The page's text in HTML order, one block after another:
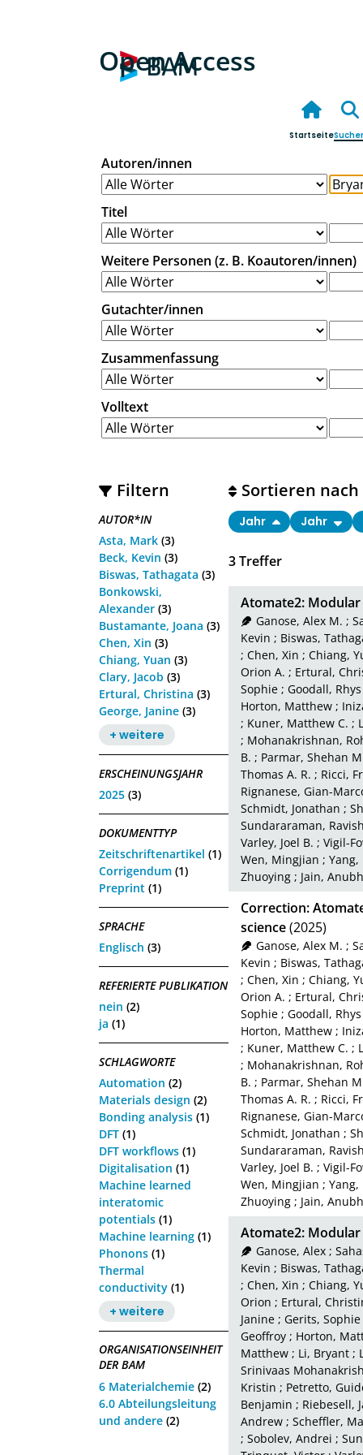
Open Access
Startseite
Autoren/innen
Titel
Weitere Personen (z. B. Koautoren/innen)
Gutachter/innen
Zusammenfassung
Volltext
Filtern
AUTOR*IN
Asta, Mark (3)
Beck, Kevin (3)
Biswas, Tathagata (3)
Bonkowski,
Alexander (3)
Bustamante, Joana (3)
Chen, Xin (3)
Chiang, Yuan (3)
Clary, Jacob (3)
Ertural, Christina (3)
George, Janine (3)
+ weitere
ERSCHEINUNGSJAHR
2025 (3)
DOKUMENTTYP
Zeitschriftenartikel (1)
Corrigendum (1)
Preprint (1)
SPRACHE
Englisch (3)
REFERIERTE PUBLIKATION
nein (2)
ja (1)
SCHLAGWORTE
Automation (2)
Materials design (2)
Bonding analysis (1)
DFT (1)
DFT workflows (1)
Digitalisation (1)
Machine learned
interatomic
potentials (1)
Machine learning (1)
Phonons (1)
Thermal
conductivity (1)
+ weitere
ORGANISATIONSEINHEIT
DER BAM
6 Materialchemie (2)
6.0 Abteilungsleitung
und andere (2)
3Treffer
Sortieren nach
Jahr Jahr
Atomate2:
Ganose, Alex M. ;
Kevin ; Biswas,
; Chen, Xin ; Chiang,
Orion A. ; Ertural,
Sophie ; Goodall,
Horton, Matthew ;
; Kuner, Matthew C. ;
; Mohanakrishnan,
B. ; Parmar, Shehan
Thomas A. R. ; Ricci,
Rignanese, Gian-
Schmidt, Jonathan ;
Sundararaman,
Varley, Joel B. ; Vigil-
Wen, Mingjian ; Yang,
Zhuoying ; Jain,
Correction:
science(2025)
Ganose, Alex M. ;
Kevin ; Biswas,
; Chen, Xin ; Chiang,
Orion A. ; Ertural,
Sophie ; Goodall, Rhys
Horton, Matthew ;
; Kuner, Matthew C. ;
; Mohanakrishnan,
B. ; Parmar, Shehan
Thomas A. R. ; Ricci,
Rignanese, Gian-
Schmidt, Jonathan ;
Sundararaman,
Varley, Joel B. ; Vigil-
Wen, Mingjian ; Yang,
Zhuoying ; Jain,
Atomate2:
Ganose, Alex;
Kevin ; Biswas,
; Chen, Xin ; Chiang,
Orion ; Ertural,
Janine ; Gerits, Sophie
Geoffroy ; Horton,
Matthew ; Li, Bryant ;
Srinivaas
Kristin ; Petretto,
Benjamin ; Riebesell,
Andrew ; Scheffler,
; Sobolev, Andrei ;